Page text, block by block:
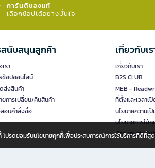
การันตีของแท้
เลือกช้อปได้อย่างมั่นใจ​
นับสนุนลูกค้า
รา
ช้อปออนไลน์
ส่งสินค้า
ยการเปลี่ยน/คืนสินค้า
อบคำสั่งซื้อ
เกี่ยวกับเร
เกี่ยวกับเรา
B2S CLUB
MEB -
ที่ตั้งและเวลาเ
นโยบายความเ
นโยบายการใช้
นักลงทุนสัมพันธ์
โปรดยอมรับนโยบายคุกกี้เพื่อประสบการณ์การใช้บริการที่ดี